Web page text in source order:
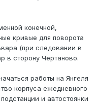
конечной,
кривые для поворота
(при следовании в
в сторону Чертаново.
работы на Янгеля
корпуса ежедневного
и автостоянки